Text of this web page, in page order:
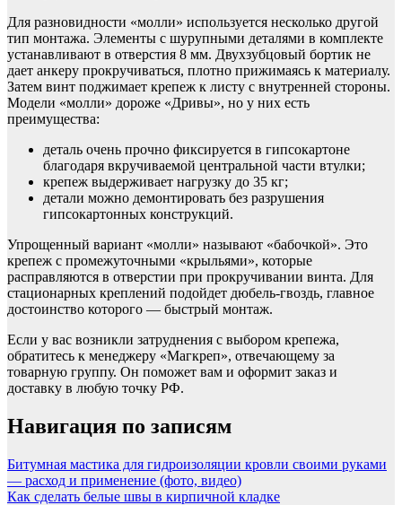
Для разновидности «молли» используется несколько другой
тип монтажа. Элементы с шурупными деталями в комплекте
устанавливают в отверстия 8 мм. Двухзубцовый бортик не
дает анкеру прокручиваться, плотно прижимаясь к материалу.
Затем винт поджимает крепеж к листу с внутренней стороны.
Модели «молли» дороже «Дривы», но у них есть
преимущества:
деталь очень прочно фиксируется в гипсокартоне
благодаря вкручиваемой центральной части втулки;
крепеж выдерживает нагрузку до 35 кг;
детали можно демонтировать без разрушения
гипсокартонных конструкций.
Упрощенный вариант «молли» называют «бабочкой». Это
крепеж с промежуточными «крыльями», которые
расправляются в отверстии при прокручивании винта. Для
стационарных креплений подойдет дюбель-гвоздь, главное
достоинство которого — быстрый монтаж.
Если у вас возникли затруднения с выбором крепежа,
обратитесь к менеджеру «Магкреп», отвечающему за
товарную группу. Он поможет вам и оформит заказ и
доставку в любую точку РФ.
Навигация по записям
Битумная мастика для гидроизоляции кровли своими руками
— расход и применение (фото, видео)
Как сделать белые швы в кирпичной кладке